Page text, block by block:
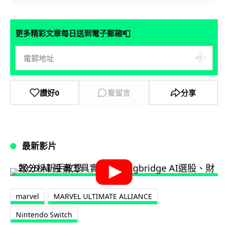
更多精彩文章每日送到電子郵箱📮
讚好0 看留言 分享
最新影片
marvel
MARVEL ULTIMATE ALLIANCE
Nintendo Switch